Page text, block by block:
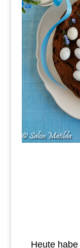
Heute